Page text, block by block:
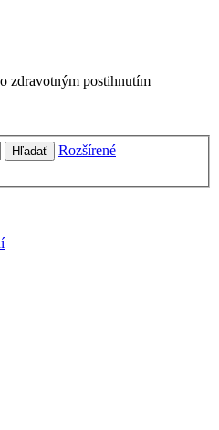
zdravotným postihnutím
Hľadať
Rozšírené